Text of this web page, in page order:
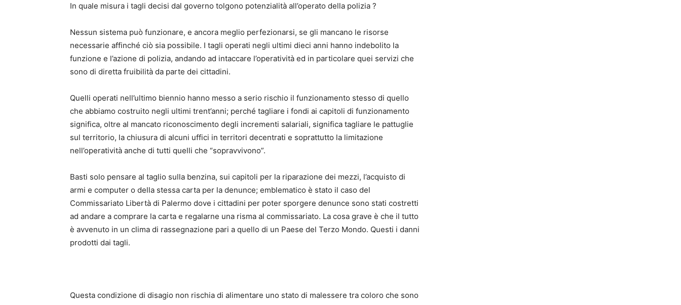
In quale misura i tagli decisi dal governo tolgono potenzialità all’operato della polizia ?
Nessun sistema può funzionare, e ancora meglio perfezionarsi, se gli mancano le risorse
necessarie affinché ciò sia possibile. I tagli operati negli ultimi dieci anni hanno indebolito la
funzione e l’azione di polizia, andando ad intaccare l’operatività ed in particolare quei servizi che
sono di diretta fruibilità da parte dei cittadini.
Quelli operati nell’ultimo biennio hanno messo a serio rischio il funzionamento stesso di quello
che abbiamo costruito negli ultimi trent’anni; perché tagliare i fondi ai capitoli di funzionamento
significa, oltre al mancato riconoscimento degli incrementi salariali, significa tagliare le pattuglie
sul territorio, la chiusura di alcuni uffici in territori decentrati e soprattutto la limitazione
nell’operatività anche di tutti quelli che “sopravvivono”.
Basti solo pensare al taglio sulla benzina, sui capitoli per la riparazione dei mezzi, l’acquisto di
armi e computer o della stessa carta per la denunce; emblematico è stato il caso del
Commissariato Libertà di Palermo dove i cittadini per poter sporgere denunce sono stati costretti
ad andare a comprare la carta e regalarne una risma al commissariato. La cosa grave è che il tutto
è avvenuto in un clima di rassegnazione pari a quello di un Paese del Terzo Mondo. Questi i danni
prodotti dai tagli.
Questa condizione di disagio non rischia di alimentare uno stato di malessere tra coloro che sono